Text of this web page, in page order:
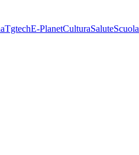
TgtechE-PlanetCulturaSaluteScuola